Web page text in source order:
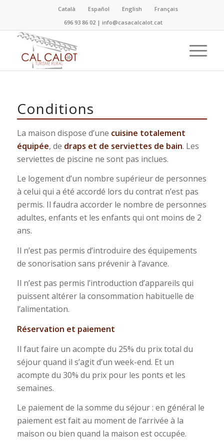
Català Español English
Français
696 93 86 02 |info@casacalcalot.cat
Conditions
La maison dispose d’une cuisine totalement
équipée, de draps et de serviettes de bain. Les
serviettes de piscine ne sont pas inclues.
Le logement d’un nombre supérieur de personnes
à celui qui a été accordé lors du contrat n’est pas
permis. Il faudra accorder le nombre de personnes
adultes, enfants et les enfants qui ont moins de 2
ans.
Il n’est pas permis d’introduire des équipements
de sonorisation sans prévenir à l’avance.
Il n’est pas permis l’introduction d’appareils qui
puissent altérer la consommation habituelle de
l’alimentation.
Réservation et paiement
Il faut faire un acompte du 25% du prix total du
séjour quand il s’agit d’un week-end. Et un
acompte du 30% du prix pour les ponts et les
semaines.
Le paiement de la somme du séjour : en général le
paiement est fait au moment de l’arrivée à la
maison ou bien quand la maison est occupée.